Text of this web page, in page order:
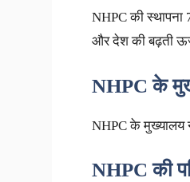
NHPC की स्थापना
और देश की बढ़ती
NHPCके
NHPC के मुख्यालय
NHPCकी